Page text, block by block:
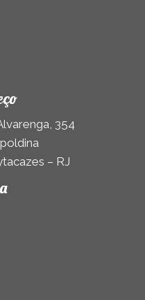
354
– RJ